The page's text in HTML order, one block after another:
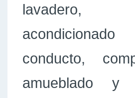
conducto,
amueblado y